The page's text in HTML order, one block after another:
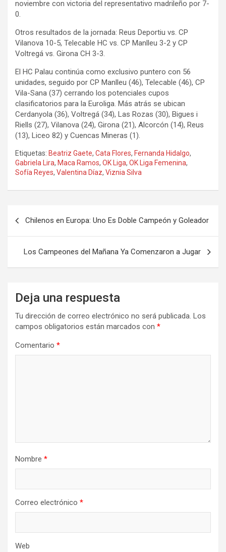
noviembre con victoria del representativo madrileño por 7-
0.
Otros resultados de la jornada: Reus Deportiu vs. CP
Vilanova 10-5, Telecable HC vs. CP Manlleu 3-2 y CP
Voltregá vs. Girona CH 3-3.
El HC Palau continúa como exclusivo puntero con 56
unidades, seguido por CP Manlleu (46), Telecable (46), CP
Vila-Sana (37) cerrando los potenciales cupos
clasificatorios para la Euroliga. Más atrás se ubican
Cerdanyola (36), Voltregá (34), Las Rozas (30), Bigues i
Riells (27), Vilanova (24), Girona (21), Alcorcón (14), Reus
(13), Liceo 82) y Cuencas Mineras (1).
Etiquetas: Beatriz Gaete, Cata Flores, Fernanda Hidalgo,
Gabriela Lira, Maca Ramos, OK Liga, OK Liga Femenina,
Sofía Reyes, Valentina Díaz, Viznia Silva
entradas
Chilenos en Europa: Uno Es Doble Campeón y Goleador
Los Campeones del Mañana Ya Comenzaron a Jugar
Deja una respuesta
Tu dirección de correo electrónico no será publicada. Los
campos obligatorios están marcados con *
Comentario *
Nombre *
Correo electrónico *
Web